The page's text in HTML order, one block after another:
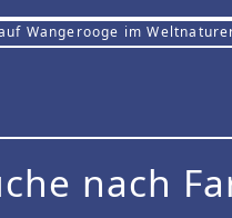
Wangerooge im
nach